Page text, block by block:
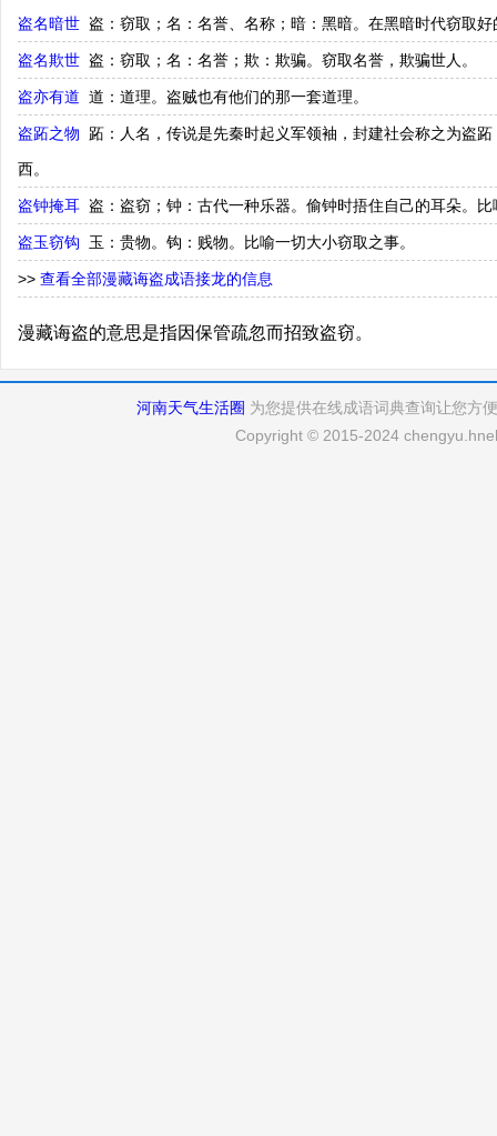
盗名暗世 盗：窃取；名：名誉、名称；暗：黑暗。在黑暗时代窃取
盗名欺世 盗：窃取；名：名誉；欺：欺骗。窃取名誉，欺骗世人。
盗亦有道 道：道理。盗贼也有他们的那一套道理。
盗跖之物
跖：人名，传说是先秦时起义军领袖，封建社会称之为盗
西。
盗钟掩耳 盗：盗窃；钟：古代一种乐器。偷钟时捂住自己的耳朵。
盗玉窃钩 玉：贵物。钩：贱物。比喻一切大小窃取之事。
>> 查看全部漫藏诲盗成语接龙的信息
漫藏诲盗的意思是指因保管疏忽而招致盗窃。
河南天气生活圈 为您提供在线成语词典查询让您方
Copyright © 2015-2024